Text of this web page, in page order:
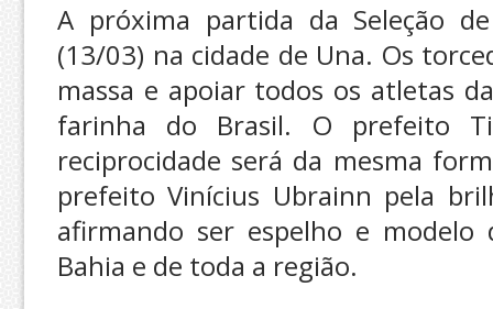
A próxima partida da Seleção
(13/03) na cidade de Una. Os
massa e apoiar todos os atletas
farinha do Brasil. O prefeito
reciprocidade será da mesma
prefeito Vinícius Ubrainn pela
afirmando ser espelho e
Bahia e de toda a região.